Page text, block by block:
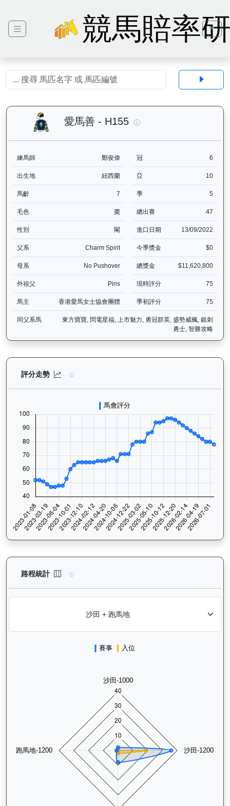
競馬賠率
愛馬善 - H155 愛馬善（H155）—
練馬師 鄭俊偉 冠 6
出生地 紐西蘭 亞 10
馬齡 7 季 5
毛色 棗 總出賽 47
性別 閹 進口日期 13/09/2022
父系 Charm Spirit 今季獎金 $0
母系 No Pushover 總獎金 $11,620,800
外祖父 Pins 現時評分 75
馬主 香港愛馬女士協會團體 季初評分 75
同父系馬
東方寶寶, 閃電星福, 上市魅力, 勇冠群英, 盛勢威楓, 銀刺
勇士, 智勝攻略
評分走勢 愛馬善（H155）— 評分走勢圖表：追蹤香港
路程統計 愛馬善（H155）— 路程統計分析：查看香港賽